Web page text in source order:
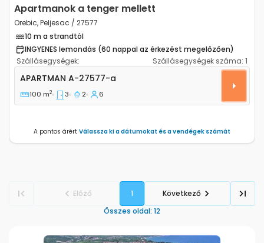
Apartmanok a tenger mellett
Orebic, Peljesac / 27577
10 m a strandtól
INGYENES lemondás (60 nappal az érkezést megelőzően)
Szállásegységek:
Szállásegységek száma: 1
Háromszobás apartman Orebic (Peljesac) A-27577-
APARTMAN A-27577-a
100 m2 3 2 6
A pontos árért Válassza ki a dátumokat és a vendégek számát
Előző 1
Következő
Összes oldal: 12